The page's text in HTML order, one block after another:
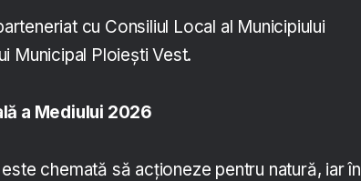
cu Consiliul Local al Municipiului
Municipal Ploiești Vest.
a Mediului 2026
chemată să acționeze pentru natură, iar în